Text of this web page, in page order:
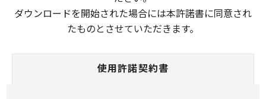
ダウンロードを開始された場合には本許諾書に同意され
たものとさせていただきます。
使用許諾契約書